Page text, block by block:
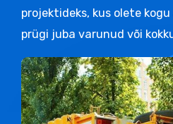
projektideks, kus olete
prügi juba varunud või